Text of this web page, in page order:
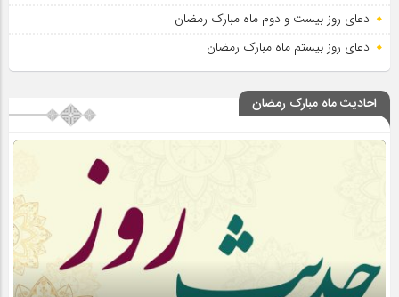
دعای روز بیست و دوم ماه مبارک رمضان
دعای روز بیستم ماه مبارک رمضان
احادیث ماه مبارک رمضان